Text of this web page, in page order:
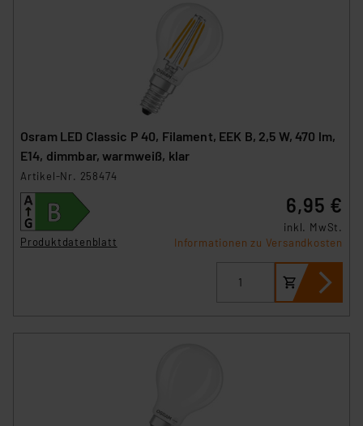
Osram LED Classic P 40, Filament, EEK B, 2,5 W, 470 lm,
E14, dimmbar, warmweiß, klar
Artikel-Nr. 258474
Produktdatenblatt
6,95 €
inkl. MwSt.
Informationen zu Versandkosten